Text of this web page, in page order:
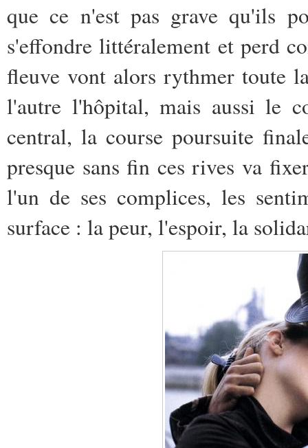
que ce n'est pas grave qu'ils
s'effondre littéralement et perd
fleuve vont alors rythmer toute
l'autre l'hôpital, mais aussi le
central, la course poursuite
presque sans fin ces rives va
l'un de ses complices, les
surface : la peur, l'espoir, la